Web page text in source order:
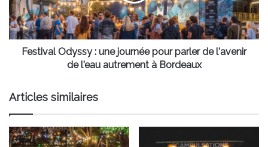
!parler
de
l'avenir
Bordeaux
Festival Odyssy : une journée pour parler de l'avenir
de l'eau autrement à Bordeaux
Articles similaires